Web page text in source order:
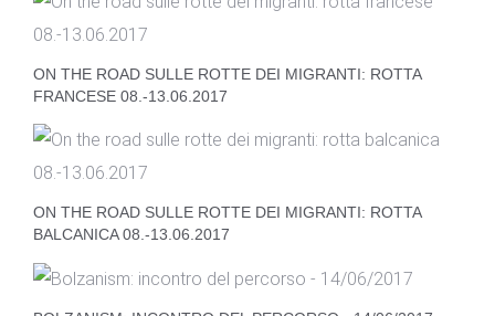
ON THE ROAD SULLE ROTTE DEI MIGRANTI: ROTTA
FRANCESE 08.-13.06.2017
ON THE ROAD SULLE ROTTE DEI MIGRANTI: ROTTA
BALCANICA 08.-13.06.2017